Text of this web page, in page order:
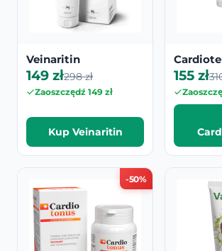
Veinaritin
149 zł298 zł
Zaoszczędź 149 zł
Kup Veinaritin
155 zł
-50%